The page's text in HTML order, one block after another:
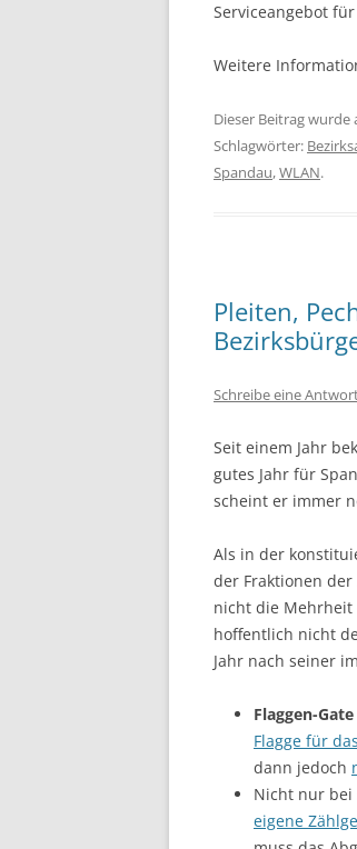
Serviceangebot
Weitere
Dieser Beitrag wurde
Schlagwörter:
Spandau,WLAN.
Pleiten,
Schreibe eine
Seit einem Jahr
gutes Jahr für
scheint er immer
Als in der
der Fraktionen der
nicht die Mehrheit
hoffentlich nicht
Jahr nach seiner
Flaggen-Gate
Flagge für
dann jedoch
Nicht nur bei
eigene